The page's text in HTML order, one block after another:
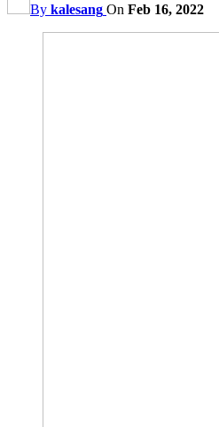
By kalesang On Feb 16, 2022